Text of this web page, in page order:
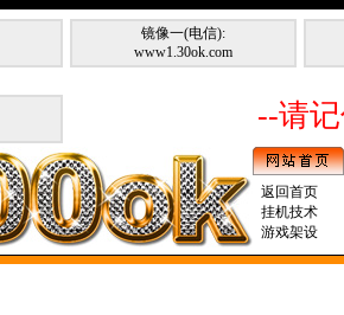
镜像一(电信):
www1.30ok.com
--请
返回首页
挂机技术
游戏架设